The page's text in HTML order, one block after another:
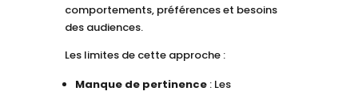
comportements, préférences et besoins
des audiences.
Les limites de cette approche :
Manque de pertinence: Les